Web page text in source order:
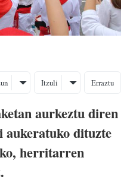
Itzuli Erraztu
aurkeztu diren
aukeratuko dituzte
herritarren